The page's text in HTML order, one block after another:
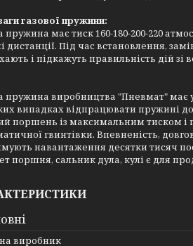
газової пружини:
пружина має тиск 160-180-200-220
дистанції. Під час встановлення,
і підкажуть правильність дій зі
пружина виробництва "Пневмат" має
випадках відпрацювати пружині до
поршень із максимальним тиском і
гвинтівки. Впевненість,
навантаження десятки тисяч
поршня, сальник дула, кулі є для
виробник